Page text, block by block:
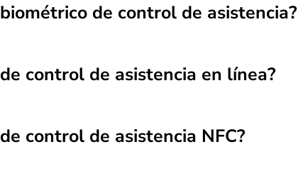
de control de asistencia?
control de asistencia en línea?
control de asistencia NFC?